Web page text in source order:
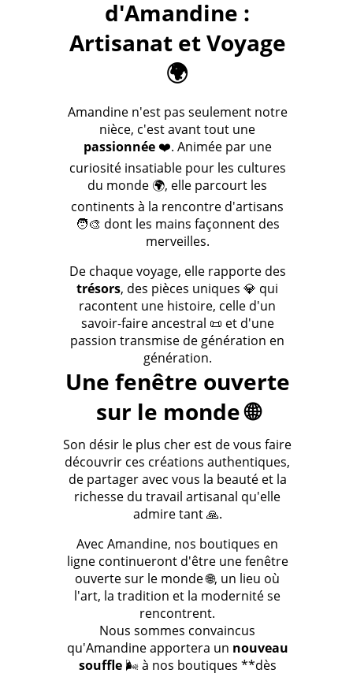
d'Amandine :
Artisanat et Voyage
🌍
Amandine n'est pas seulement notre
nièce, c'est avant tout une
passionnée❤️. Animée par une
curiosité insatiable pour les cultures
du monde 🌍, elle parcourt les
continents à la rencontre d'artisans
🧑‍🎨 dont les mains façonnent des
merveilles.
De chaque voyage, elle rapporte des
trésors, des pièces uniques 💎 qui
racontent une histoire, celle d'un
savoir-faire ancestral 📜 et d'une
passion transmise de génération en
génération.
Une fenêtre ouverte
sur le monde 🌐
Son désir le plus cher est de vous faire
découvrir ces créations authentiques,
de partager avec vous la beauté et la
richesse du travail artisanal qu'elle
admire tant 🙏.
Avec Amandine, nos boutiques en
ligne continueront d'être une fenêtre
ouverte sur le monde 🌐, un lieu où
l'art, la tradition et la modernité se
rencontrent.
Nous sommes convaincus
qu'Amandine apportera un nouveau
souffle🌬️ à nos boutiques **dès